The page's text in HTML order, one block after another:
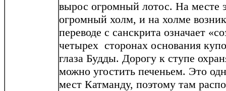
вырос огромный лотос. На месте
огромный холм, и на холме
переводе с санскрита означает
четырех сторонах основания
глаза Будды. Дорогу к ступе
можно угостить печеньем. Это
мест Катманду, поэтому там